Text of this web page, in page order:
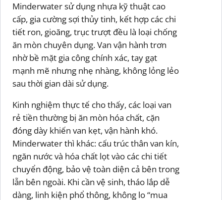
Minderwater sử dụng nhựa kỹ thuật cao
cấp, gia cường sợi thủy tinh, kết hợp các chi
tiết ron, gioăng, trục trượt đều là loại chống
ăn mòn chuyên dụng. Van vận hành trơn
nhờ bề mặt gia công chính xác, tay gạt
mạnh mẽ nhưng nhẹ nhàng, không lỏng lẻo
sau thời gian dài sử dụng.
Kinh nghiệm thực tế cho thấy, các loại van
rẻ tiền thường bị ăn mòn hóa chất, cặn
đóng dày khiến van kẹt, vận hành khó.
Minderwater thì khác: cấu trúc thân van kín,
ngăn nước và hóa chất lọt vào các chi tiết
chuyển động, bảo vệ toàn diện cả bên trong
lẫn bên ngoài. Khi cần vệ sinh, tháo lắp dễ
dàng, linh kiện phổ thông, không lo “mua